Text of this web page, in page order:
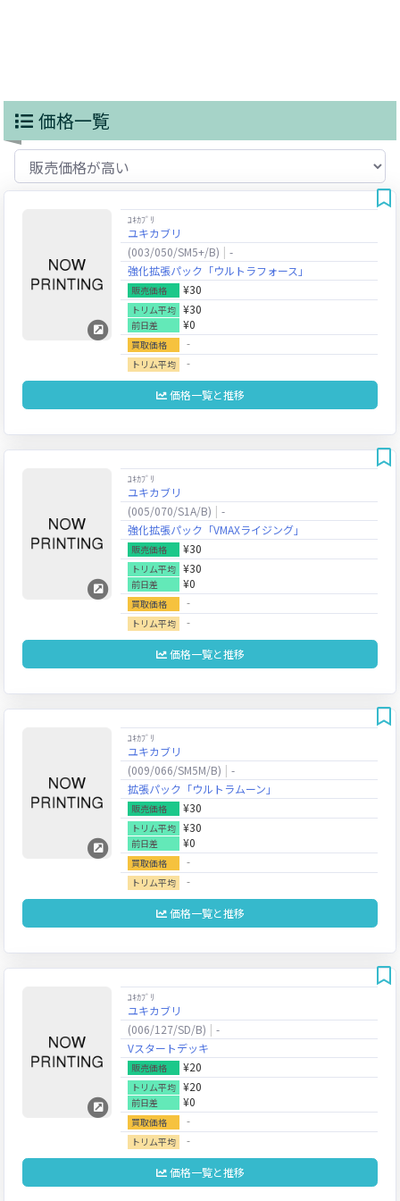
価格一覧
ﾕｷｶﾌﾞﾘ
ユキカブリ
(003/050/SM5+/B)
-
強化拡張パック「ウルトラフォース」
販売価格 ¥30
トリム平均 ¥30
前日差 ¥0
買取価格 ‐
トリム平均 ‐
価格一覧と推移
ﾕｷｶﾌﾞﾘ
ユキカブリ
(005/070/S1A/B)
-
強化拡張パック「VMAXライジング」
販売価格 ¥30
トリム平均 ¥30
前日差 ¥0
買取価格 ‐
トリム平均 ‐
価格一覧と推移
ﾕｷｶﾌﾞﾘ
ユキカブリ
(009/066/SM5M/B)
-
拡張パック「ウルトラムーン」
販売価格 ¥30
トリム平均 ¥30
前日差 ¥0
買取価格 ‐
トリム平均 ‐
価格一覧と推移
ﾕｷｶﾌﾞﾘ
ユキカブリ
(006/127/SD/B)
-
Vスタートデッキ
販売価格 ¥20
トリム平均 ¥20
前日差 ¥0
買取価格 ‐
トリム平均 ‐
価格一覧と推移